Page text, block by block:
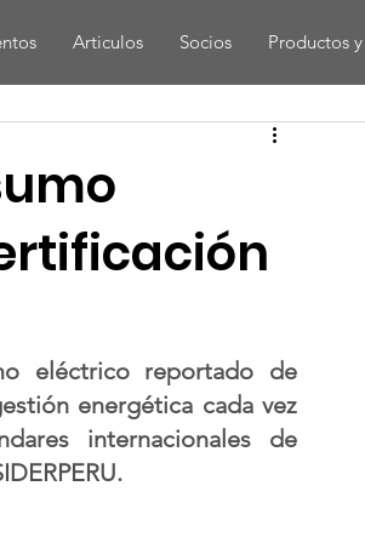
Articulos Socios Productos
eléctrico reportado de
energética cada vez
internacionales de